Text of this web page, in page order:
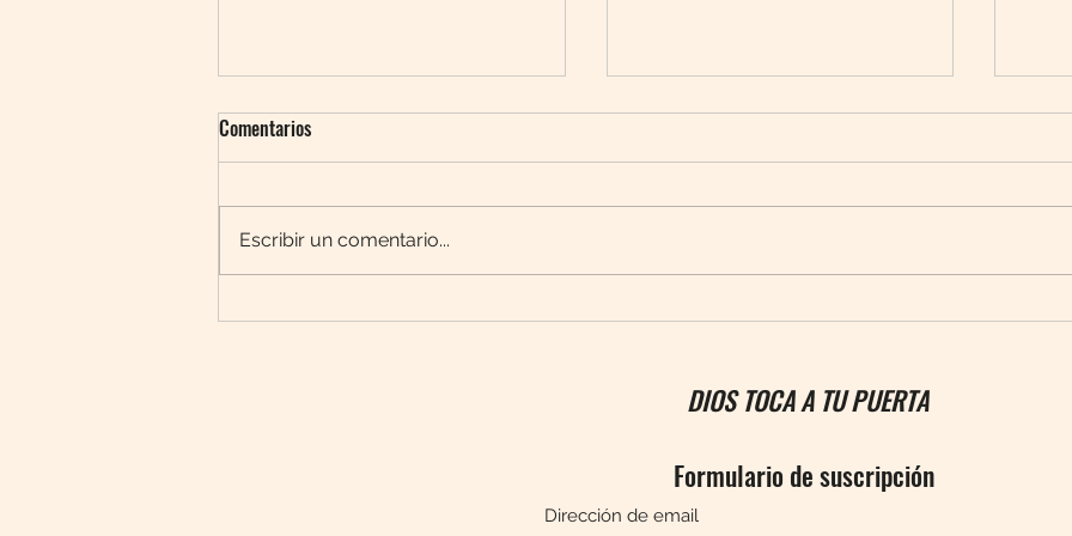
No
Comentarios
Escribir un comentario...
DIOS TOCA A TU PUERTA
Formulario de suscripción